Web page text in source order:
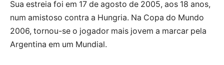
Sua estreia foi em 17 de agosto de 2005, aos 18 anos,
num amistoso contra a Hungria. Na Copa do Mundo
2006, tornou-se o jogador mais jovem a marcar pela
Argentina em um Mundial.